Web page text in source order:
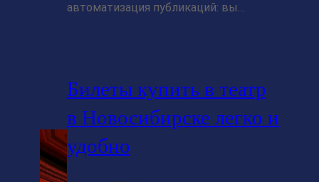
автоматизация публикаций: вы…
Билеты купить в театр
в Новосибирске легко и
удобно